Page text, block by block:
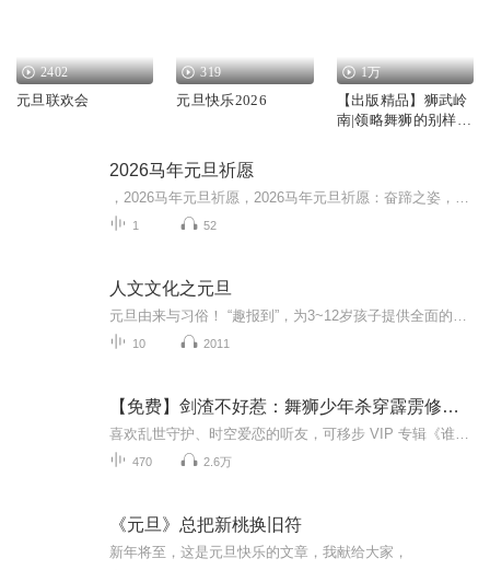
2402
元旦联欢会
319
元旦快乐2026
1万
【出版精品】狮武岭
南|领略舞狮的别样魅
2026马年元旦祈愿
1 52
人文文化之元旦
10 2011
【免费】剑渣不好惹：舞狮少年杀穿霹雳修真界
470 2.6万
《元旦》总把新桃换旧符
新年将至，这是元旦快乐的文章，我献给大家，